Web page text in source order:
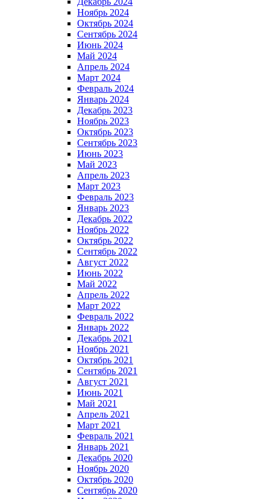
Ноябрь 2024
Октябрь 2024
Сентябрь 2024
Июнь 2024
Май 2024
Апрель 2024
Март 2024
Февраль 2024
Январь 2024
Декабрь 2023
Ноябрь 2023
Октябрь 2023
Сентябрь 2023
Июнь 2023
Май 2023
Апрель 2023
Март 2023
Февраль 2023
Январь 2023
Декабрь 2022
Ноябрь 2022
Октябрь 2022
Сентябрь 2022
Август 2022
Июнь 2022
Май 2022
Апрель 2022
Март 2022
Февраль 2022
Январь 2022
Декабрь 2021
Ноябрь 2021
Октябрь 2021
Сентябрь 2021
Август 2021
Июнь 2021
Май 2021
Апрель 2021
Март 2021
Февраль 2021
Январь 2021
Декабрь 2020
Ноябрь 2020
Октябрь 2020
Сентябрь 2020